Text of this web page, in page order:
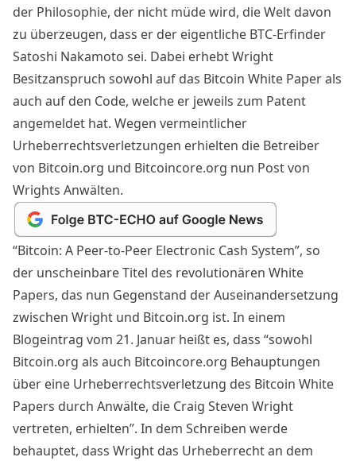
der Philosophie, der nicht müde wird, die Welt davon
zu überzeugen, dass er der eigentliche BTC-Erfinder
Satoshi Nakamoto sei. Dabei erhebt Wright
Besitzanspruch sowohl auf das Bitcoin White Paperals
auch auf den Code, welche er jeweils zum Patent
angemeldet hat. Wegen vermeintlicher
Urheberrechtsverletzungen erhielten die Betreiber
von Bitcoin.org und Bitcoincore.org nun Post von
Wrights Anwälten.
“Bitcoin: A Peer-to-Peer Electronic Cash System”, so
der unscheinbare Titel des revolutionären White
Papers, das nun Gegenstand der Auseinandersetzung
zwischen Wright und Bitcoin.org ist. In einem
Blogeintrag vom 21. Januar heißt es, dass “sowohl
Bitcoin.org als auch Bitcoincore.org Behauptungen
über eine Urheberrechtsverletzung des Bitcoin White
Papers durch Anwälte, die Craig Steven Wright
vertreten, erhielten”. In dem Schreiben werde
behauptet, dass Wright das Urheberrecht an dem